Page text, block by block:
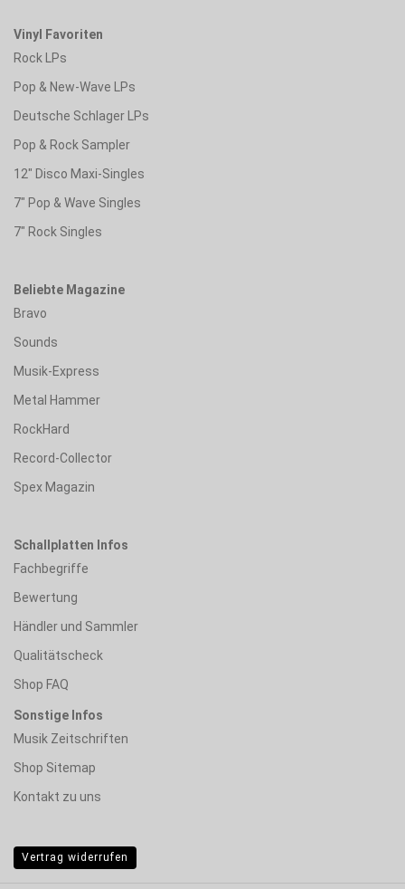
Vinyl Favoriten
Rock LPs
Pop & New-Wave LPs
Deutsche Schlager LPs
Pop & Rock Sampler
12" Disco Maxi-Singles
7" Pop & Wave Singles
7" Rock Singles
Beliebte Magazine
Bravo
Sounds
Musik-Express
Metal Hammer
RockHard
Record-Collector
Spex Magazin
Schallplatten Infos
Fachbegriffe
Bewertung
Händler und Sammler
Qualitätscheck
Shop FAQ
Sonstige Infos
Musik Zeitschriften
Shop Sitemap
Kontakt zu uns
Vertrag widerrufen